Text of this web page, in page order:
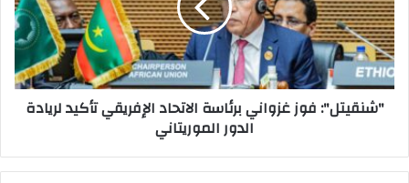
"شنقيتل": فوز غزواني برئاسة الاتحاد الإفريقي تأكيد لريادة
الدور الموريتاني